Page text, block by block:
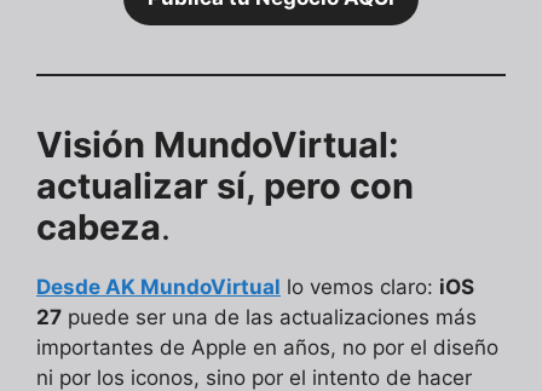
Visión MundoVirtual:
actualizar sí, pero con
cabeza.
Desde AK MundoVirtual lo vemos claro: iOS
27 puede ser una de las actualizaciones más
importantes de Apple en años, no por el diseño
ni por los iconos, sino por el intento de hacer